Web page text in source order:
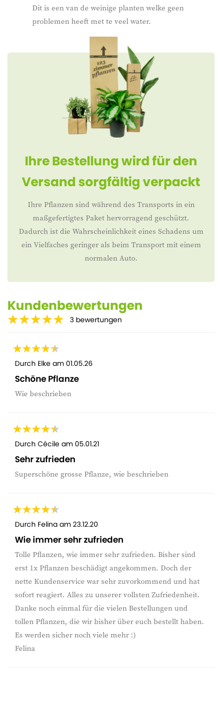
Dit is een van de weinige planten welke geen
problemen heeft met te veel water.
Ihre Bestellung wird für den
Versand sorgfältig verpackt
Ihre Pflanzen sind während des Transports in ein
maßgefertigtes Paket hervorragend geschützt.
Dadurch ist die Wahrscheinlichkeit eines Schadens um
ein Vielfaches geringer als beim Transport mit einem
normalen Auto.
Kundenbewertungen
3 bewertungen
Durch Elke am 01.05.26
Schöne Pflanze
Wie beschrieben
Durch Cécile am 05.01.21
Sehr zufrieden
Superschöne grosse Pflanze, wie beschrieben
Durch Felina am 23.12.20
Wie immer sehr zufrieden
Tolle Pflanzen, wie immer sehr zufrieden. Bisher sind
erst 1x Pflanzen beschädigt angekommen. Doch der
nette Kundenservice war sehr zuvorkommend und hat
sofort reagiert. Alles zu unserer vollsten Zufriedenheit.
Danke noch einmal für die vielen Bestellungen und
tollen Pflanzen, die wir bisher über euch bestellt haben.
Es werden sicher noch viele mehr :)
Felina